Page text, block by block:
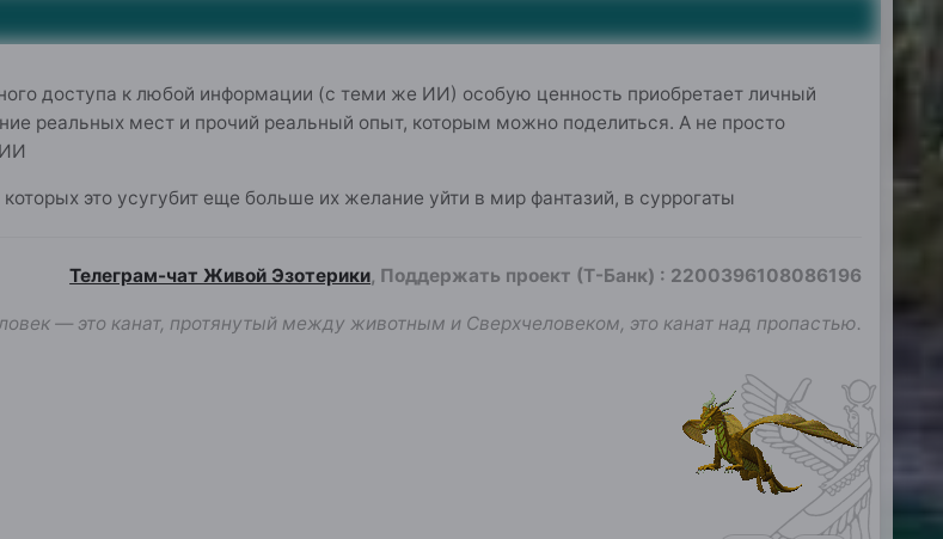
доступа к любой информации (с теми же ИИ) особую ценность приобретает личный
реальных мест и прочий реальный опыт, которым можно поделиться. А не просто
это усугубит еще больше их желание уйти в мир фантазий, в суррогаты
Телеграм-чат Живой Эзотерики, Поддержать проект (Т-Банк) : 2200396108086196
— это канат, протянутый между животным и Сверхчеловеком, это канат над пропастью.